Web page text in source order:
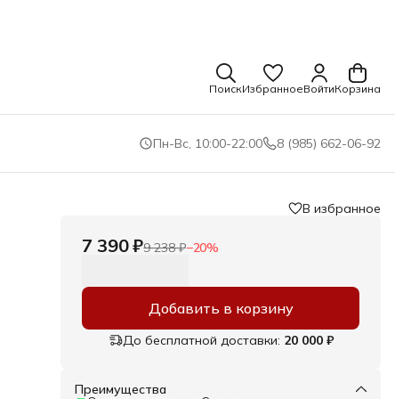
ПоискИзбранноеВойтиКорзина
Пн-Вс, 10:00-22:00 8 (985) 662-06-92
В избранное
7 390 ₽9 238 ₽−20%
Добавить в корзину
До бесплатной доставки: 20 000 ₽
Преимущества